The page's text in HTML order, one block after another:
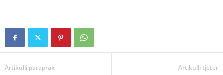
Artikulli paraprak Artikulli tjetër